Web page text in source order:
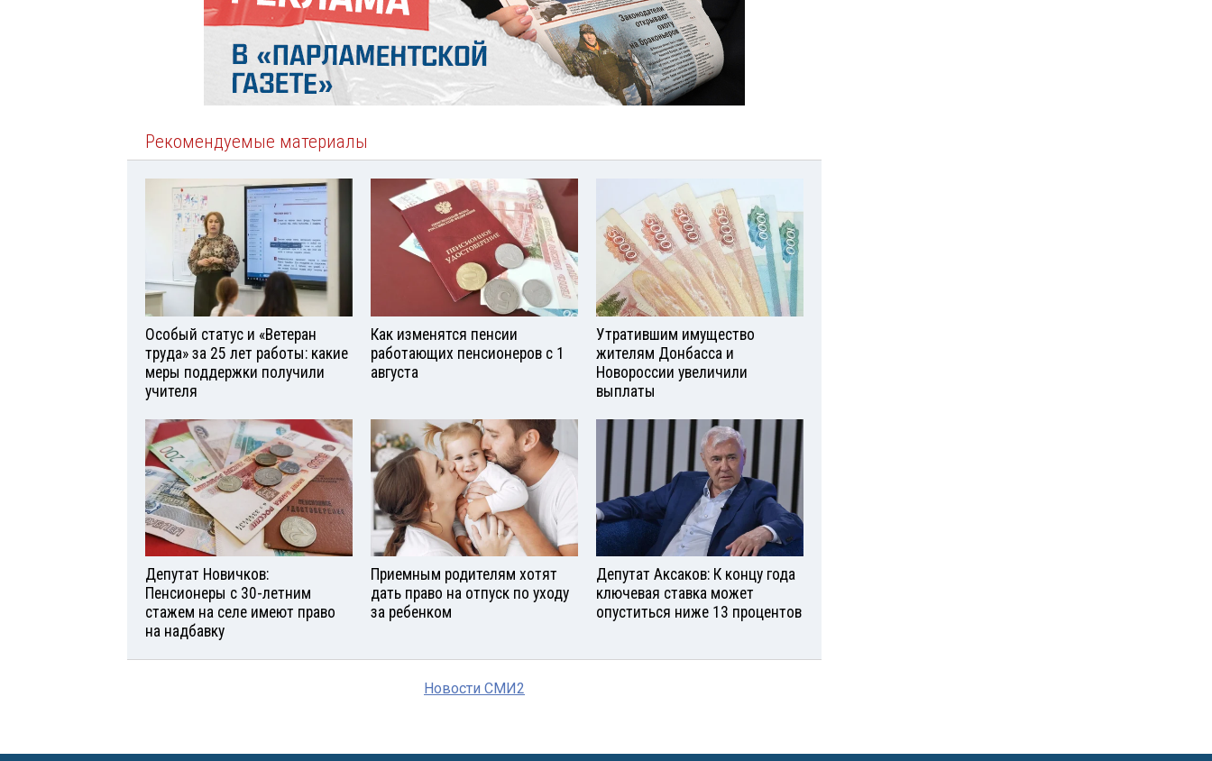
Рекомендуемые материалы
Особый статус и «Ветеран
труда» за 25 лет работы: какие
меры поддержки получили
учителя
Как изменятся пенсии
работающих пенсионеров с 1
августа
Утратившим имущество
жителям Донбасса и
Новороссии увеличили
выплаты
Депутат Новичков:
Пенсионеры с 30-летним
стажем на селе имеют право
на надбавку
Приемным родителям хотят
дать право на отпуск по уходу
за ребенком
Депутат Аксаков: К концу года
ключевая ставка может
опуститься ниже 13 процентов
Новости СМИ2